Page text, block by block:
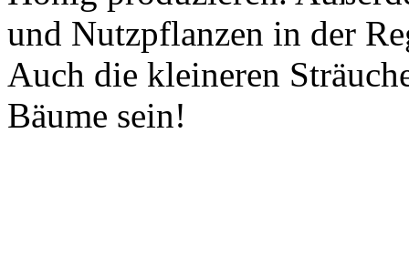
und Nutzpflanzen in der
Auch die kleineren
Bäume sein!